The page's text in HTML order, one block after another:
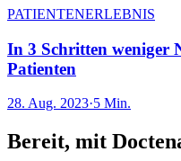
PATIENTENERLEBNIS
In 3 Schritten weniger
Patienten
28. Aug. 2023·5 Min.
Bereit, mit